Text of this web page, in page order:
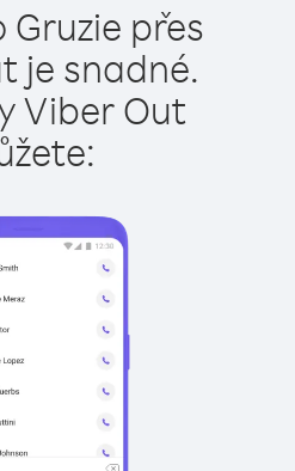
Gruzie přes
je snadné.
Viber Out